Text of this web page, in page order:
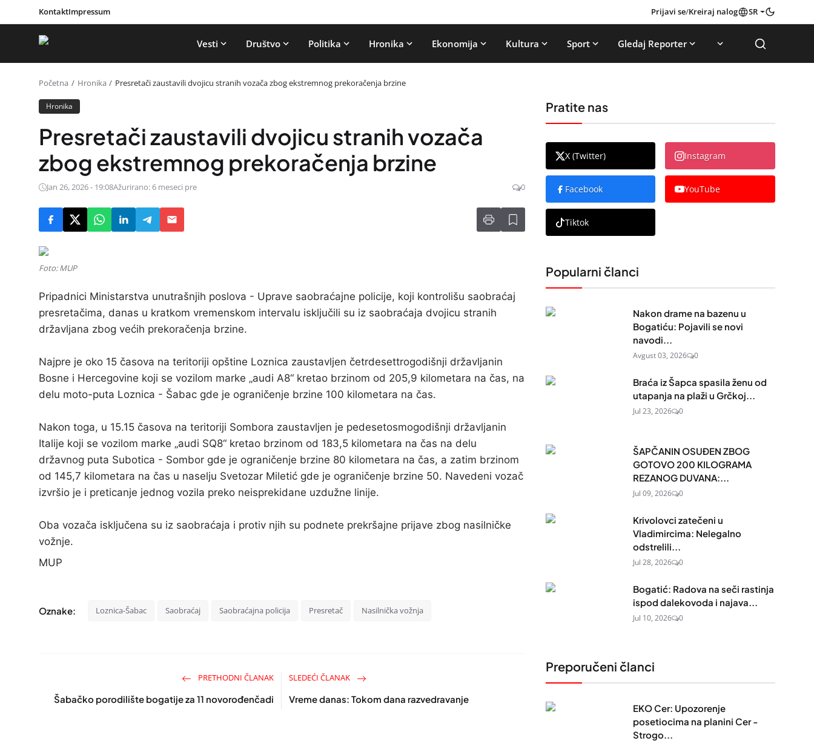
KontaktImpressum Prijavi se/Kreiraj nalog SR
Vesti Društvo Politika Hronika Ekonomija Kultura Sport Gledaj Reporter
Početna Hronika Presretači zaustavili dvojicu stranih vozača zbog ekstremnog prekoračenja brzine
Hronika
Presretači zaustavili dvojicu stranih vozača
zbog ekstremnog prekoračenja brzine
Jan 26, 2026 - 19:08Ažurirano: 6 meseci pre 0
Foto: MUP
Pripadnici Ministarstva unutrašnjih poslova - Uprave saobraćajne policije, koji kontrolišu saobraćaj
presretačima, danas u kratkom vremenskom intervalu isključili su iz saobraćaja dvojicu stranih
državljana zbog većih prekoračenja brzine.
Najpre je oko 15 časova na teritoriji opštine Loznica zaustavljen četrdesettrogodišnji državljanin
Bosne i Hercegovine koji se vozilom marke „audi A8“ kretao brzinom od 205,9 kilometara na čas, na
delu moto-puta Loznica - Šabac gde je ograničenje brzine 100 kilometara na čas.
Nakon toga, u 15.15 časova na teritoriji Sombora zaustavljen je pedesetosmogodišnji državljanin
Italije koji se vozilom marke „audi SQ8“ kretao brzinom od 183,5 kilometara na čas na delu
državnog puta Subotica - Sombor gde je ograničenje brzine 80 kilometara na čas, a zatim brzinom
od 145,7 kilometara na čas u naselju Svetozar Miletić gde je ograničenje brzine 50. Navedeni vozač
izvršio je i preticanje jednog vozila preko neisprekidane uzdužne linije.
Oba vozača isključena su iz saobraćaja i protiv njih su podnete prekršajne prijave zbog nasilničke
vožnje.
MUP
Oznake: Loznica-Šabac Saobraćaj Saobraćajna policija Presretač Nasilnička vožnja
PRETHODNI ČLANAK
Šabačko porodilište bogatije za 11 novorođenčadi
SLEDEĆI ČLANAK
Vreme danas: Tokom dana razvedravanje
Pratite nas
X (Twitter) Instagram
Facebook YouTube
Tiktok
Popularni članci
Nakon drame na bazenu u
Bogatiću: Pojavili se novi
navodi...
Avgust 03, 2026 0
Braća iz Šapca spasila ženu od
utapanja na plaži u Grčkoj...
Jul 23, 2026 0
ŠAPČANIN OSUĐEN ZBOG
GOTOVO 200 KILOGRAMA
REZANOG DUVANA:...
Jul 09, 2026 0
Krivolovci zatečeni u
Vladimircima: Nelegalno
odstrelili...
Jul 28, 2026 0
Bogatić: Radova na seči rastinja
ispod dalekovoda i najava...
Jul 10, 2026 0
Preporučeni članci
EKO Cer: Upozorenje
posetiocima na planini Cer -
Strogo...